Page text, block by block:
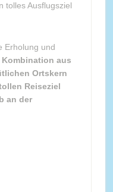
tolles Ausflugsziel
Erholung und
Kombination aus
Ortskern
Reiseziel
an der